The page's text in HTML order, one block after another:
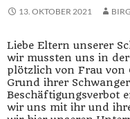
13. OKTOBER 2021
Liebe Eltern unserer
wir mussten uns in
plötzlich von Frau von
Grund ihrer
Beschäftigungsverbot
wir uns mit ihr und